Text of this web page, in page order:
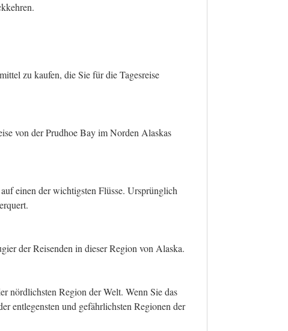
zu kaufen, die Sie für die Tagesreise
von der Prudhoe Bay im Norden Alaskas
einen der wichtigsten Flüsse. Ursprünglich
der Reisenden in dieser Region von Alaska.
nördlichsten Region der Welt. Wenn Sie das
entlegensten und gefährlichsten Regionen der